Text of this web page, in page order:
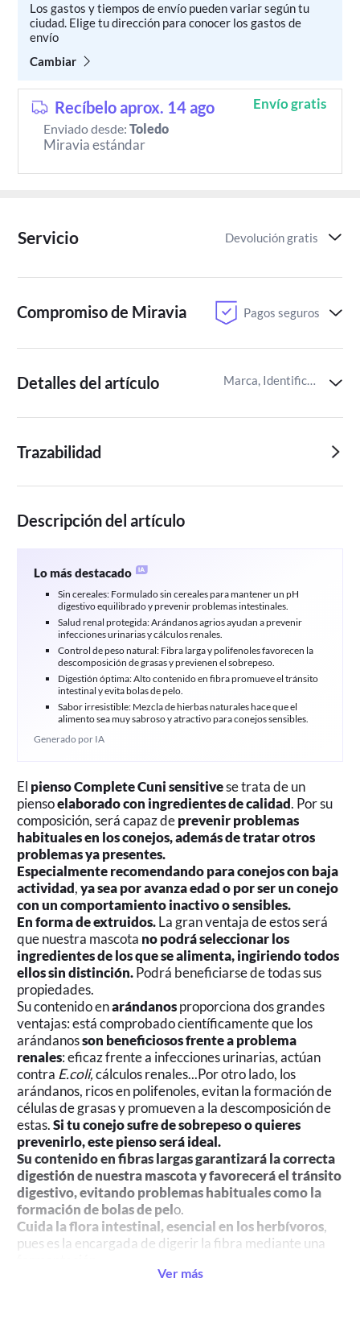
Los gastos y tiempos de envío pueden variar según tu
ciudad. Elige tu dirección para conocer los gastos de
envío
Cambiar
Recíbelo aprox. 14 ago Envío gratis
Enviado desde:Toledo
Miravia estándar
Servicio Devolución gratis
Compromiso de Miravia Pagos seguros
Detalles del artículo Marca, Identificador del artículo de Miravia
Trazabilidad
Descripción del artículo
Lo más destacado
Sin cereales: Formulado sin cereales para mantener un pH
digestivo equilibrado y prevenir problemas intestinales.
Salud renal protegida: Arándanos agrios ayudan a prevenir
infecciones urinarias y cálculos renales.
Control de peso natural: Fibra larga y polifenoles favorecen la
descomposición de grasas y previenen el sobrepeso.
Digestión óptima: Alto contenido en fibra promueve el tránsito
intestinal y evita bolas de pelo.
Sabor irresistible: Mezcla de hierbas naturales hace que el
alimento sea muy sabroso y atractivo para conejos sensibles.
Generado por IA
El pienso Complete Cuni sensitivese trata de un
piensoelaborado con ingredientes de calidad. Por su
composición, será capaz deprevenir problemas
habituales en los conejos, además de tratar otros
problemas ya presentes.
Especialmente recomendando para conejos con baja
actividad,ya sea por avanza edad o por ser un conejo
con un comportamiento inactivo o sensibles.
En forma de extruidos.La gran ventaja de estos será
que nuestra mascota no podrá seleccionar los
ingredientes de los que se alimenta, ingiriendo todos
ellos sin distinción.Podrá beneficiarse de todas sus
propiedades.
Su contenido enarándanosproporciona dos grandes
ventajas: está comprobado científicamente que los
arándanosson beneficiosos frente a problema
renales: eficaz frente a infecciones urinarias, actúan
contra E.coli,cálculos renales...Por otro lado, los
arándanos, ricos en polifenoles, evitan la formación de
células de grasas y promueven a la descomposición de
estas.Si tu conejo sufre de sobrepeso o quieres
prevenirlo, este pienso será ideal.
Su contenido en fibras largas garantizará la correcta
digestión de nuestra mascota y favorecerá el tránsito
digestivo, evitando problemas habituales como la
formación de bolas de pelo.
Cuida la flora intestinal, esencial en los herbívoros,
pues es la encargada de digerir la fibra mediante una
Los cereales no se recomiendan en la
Ver más